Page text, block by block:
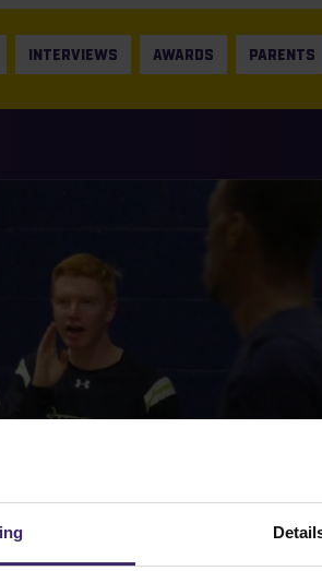
INTERVIEWS AWARDS PARENTS